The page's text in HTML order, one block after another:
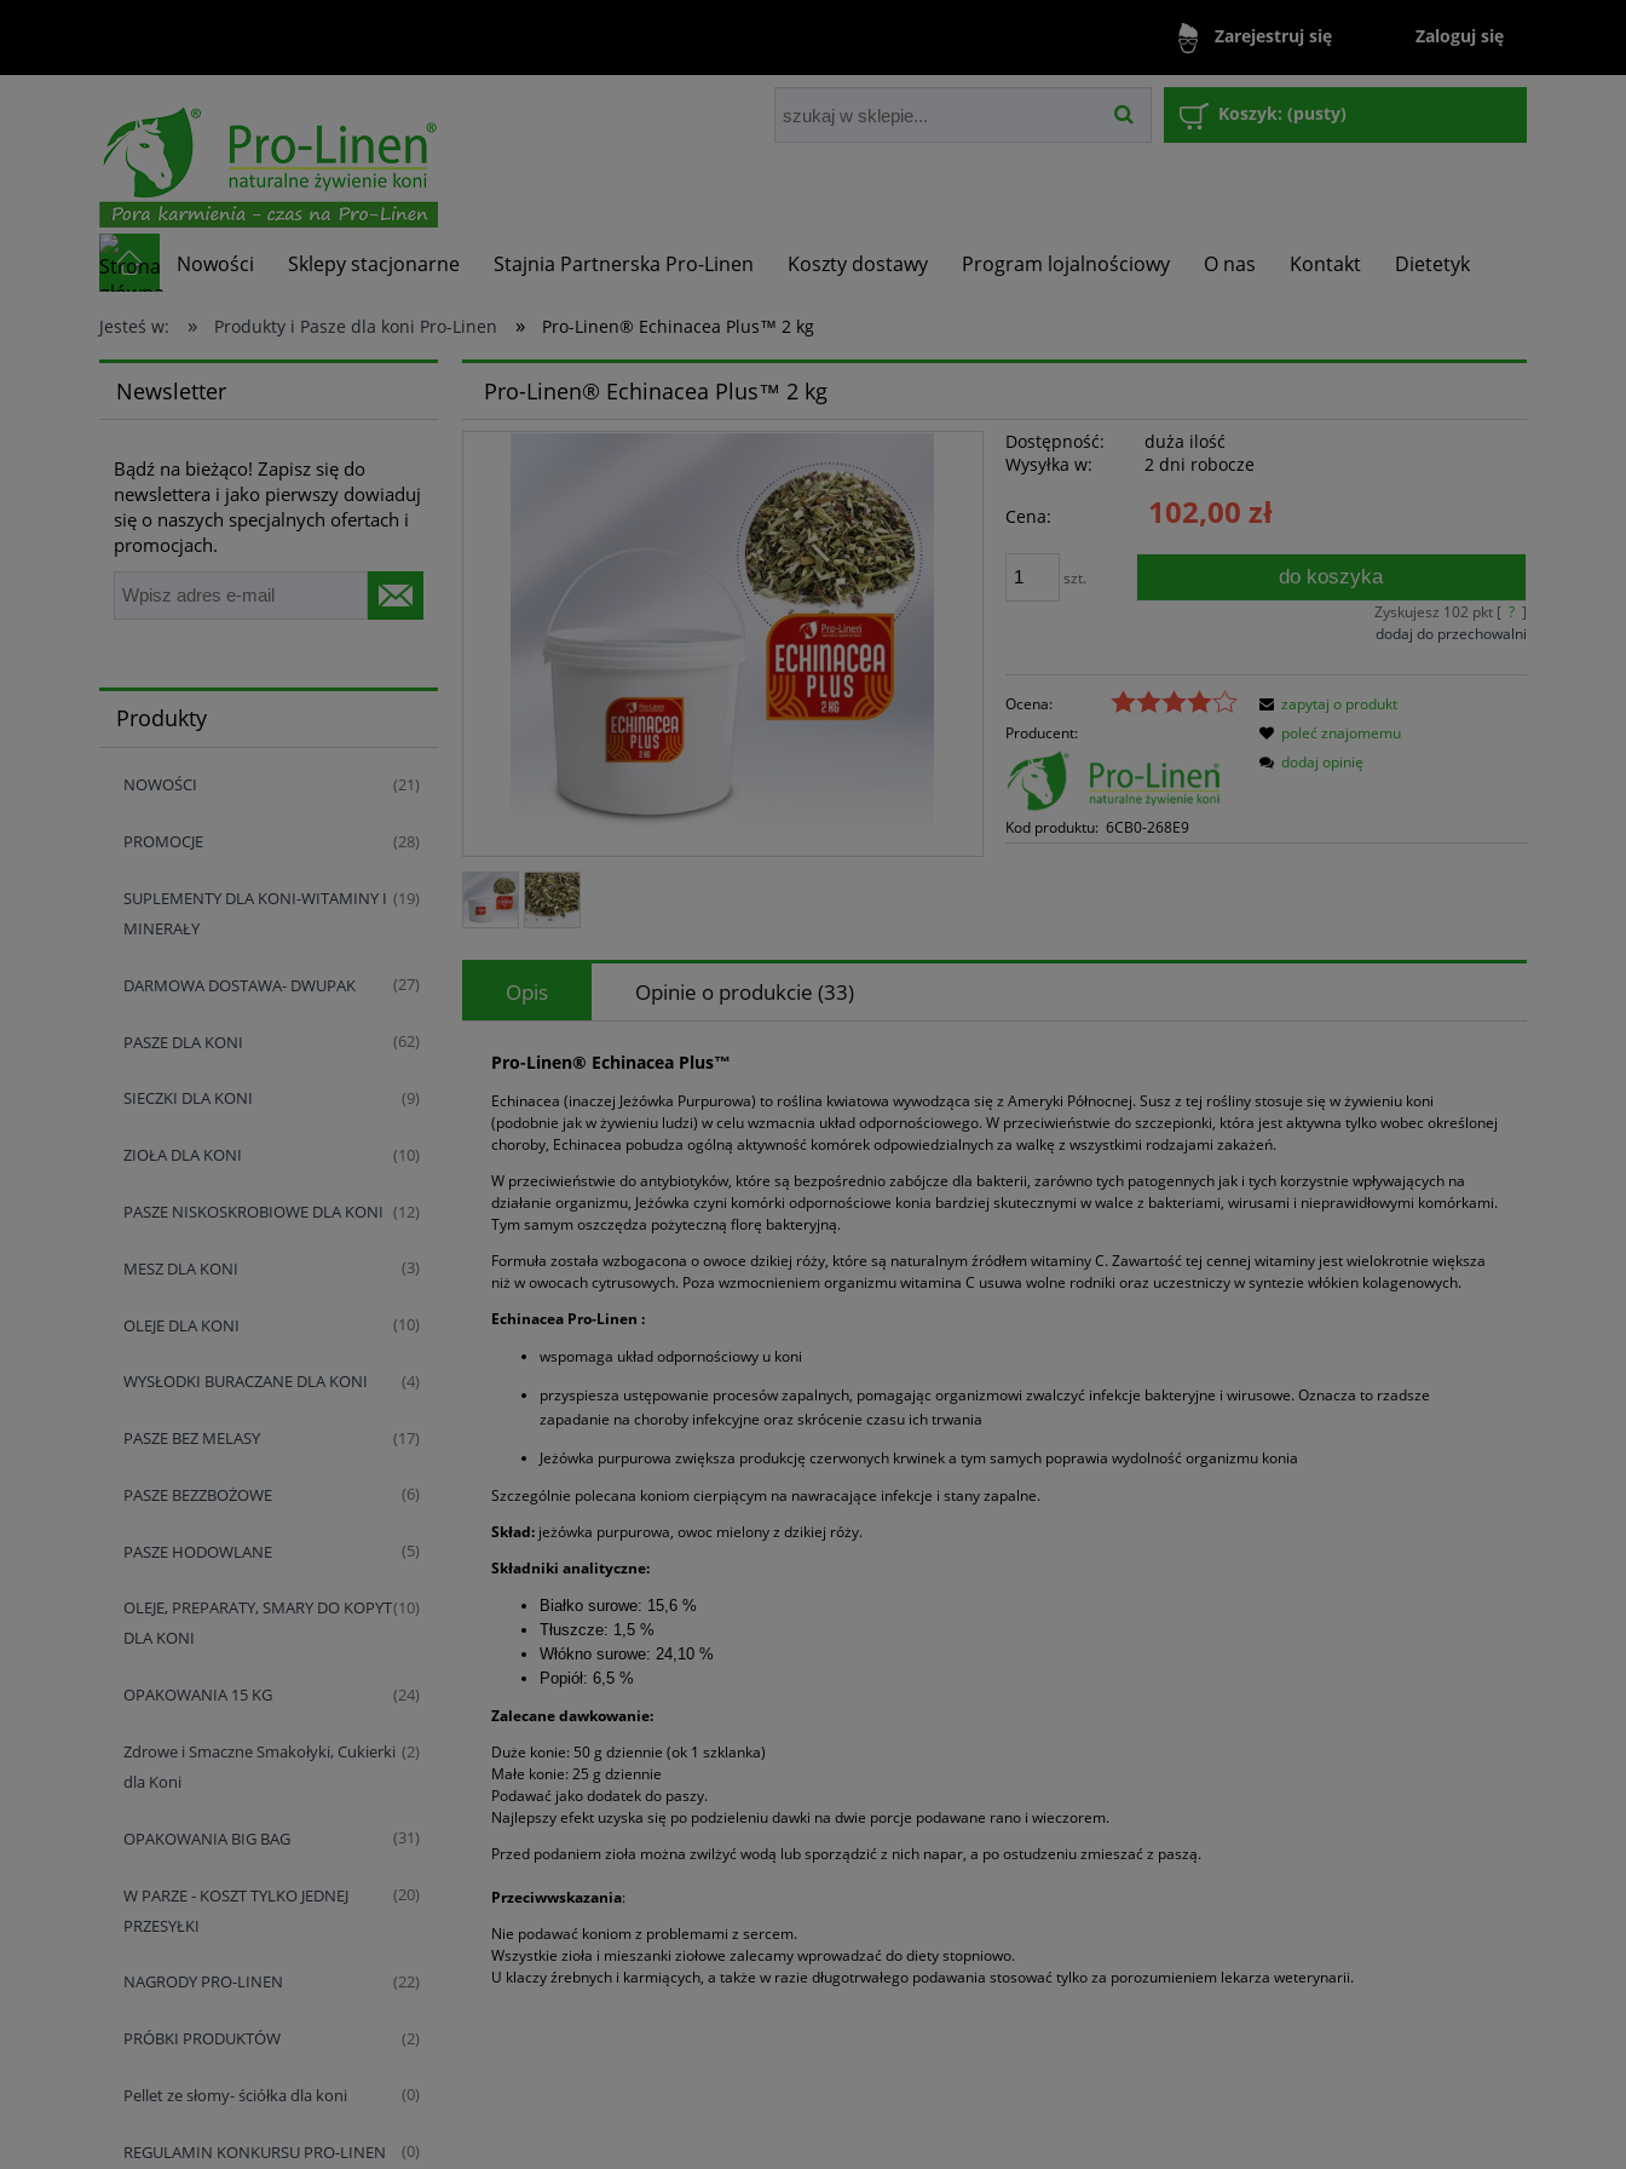
Zarejestruj się Zaloguj się
Koszyk: (pusty)
Nowości Sklepy stacjonarne Stajnia Partnerska Pro-Linen Koszty dostawy Program lojalnościowy O nas Kontakt Dietetyk
Jesteś w: » Produkty i Pasze dla koni Pro-Linen » Pro-Linen® Echinacea Plus™ 2 kg
Newsletter
Bądź na bieżąco! Zapisz się do
newslettera i jako pierwszy dowiaduj
się o naszych specjalnych ofertach i
promocjach.
Produkty
NOWOŚCI (21)
PROMOCJE (28)
SUPLEMENTY DLA KONI-WITAMINY I
MINERAŁY
(19)
DARMOWA DOSTAWA- DWUPAK (27)
PASZE DLA KONI (62)
SIECZKI DLA KONI (9)
ZIOŁA DLA KONI (10)
PASZE NISKOSKROBIOWE DLA KONI (12)
MESZ DLA KONI (3)
OLEJE DLA KONI (10)
WYSŁODKI BURACZANE DLA KONI (4)
PASZE BEZ MELASY (17)
PASZE BEZZBOŻOWE (6)
PASZE HODOWLANE (5)
OLEJE, PREPARATY, SMARY DO KOPYT
DLA KONI
(10)
OPAKOWANIA 15 KG (24)
Zdrowe i Smaczne Smakołyki, Cukierki
dla Koni
(2)
OPAKOWANIA BIG BAG (31)
W PARZE - KOSZT TYLKO JEDNEJ
PRZESYŁKI
(20)
NAGRODY PRO-LINEN (22)
PRÓBKI PRODUKTÓW (2)
Pellet ze słomy- ściółka dla koni (0)
REGULAMIN KONKURSU PRO-LINEN (0)
Pro-Linen® Echinacea Plus™ 2 kg
Dostępność:
duża ilość
Wysyłka w:
2 dni robocze
Cena: 102,00 zł
szt. do koszyka
Zyskujesz 102 pkt [ ? ]
dodaj do przechowalni
Ocena:
Producent:
Kod produktu: 6CB0-268E9
zapytaj o produkt
poleć znajomemu
dodaj opinię
Opis Opinie o produkcie (33)
Pro-Linen® Echinacea Plus™
Echinacea (inaczej Jeżówka Purpurowa) to roślina kwiatowa wywodząca się z Ameryki Północnej. Susz z tej rośliny stosuje się w żywieniu koni
(podobnie jak w żywieniu ludzi) w celu wzmacnia układ odpornościowego. W przeciwieństwie do szczepionki, która jest aktywna tylko wobec określonej
choroby, Echinacea pobudza ogólną aktywność komórek odpowiedzialnych za walkę z wszystkimi rodzajami zakażeń.
W przeciwieństwie do antybiotyków, które są bezpośrednio zabójcze dla bakterii, zarówno tych patogennych jak i tych korzystnie wpływających na
działanie organizmu, Jeżówka czyni komórki odpornościowe konia bardziej skutecznymi w walce z bakteriami, wirusami i nieprawidłowymi komórkami.
Tym samym oszczędza pożyteczną florę bakteryjną.
Formuła została wzbogacona o owoce dzikiej róży, które są naturalnym źródłem witaminy C. Zawartość tej cennej witaminy jest wielokrotnie większa
niż w owocach cytrusowych. Poza wzmocnieniem organizmu witamina C usuwa wolne rodniki oraz uczestniczy w syntezie włókien kolagenowych.
Echinacea Pro-Linen :
wspomaga układ odpornościowy u koni
przyspiesza ustępowanie procesów zapalnych, pomagając organizmowi zwalczyć infekcje bakteryjne i wirusowe. Oznacza to rzadsze
zapadanie na choroby infekcyjne oraz skrócenie czasu ich trwania
Jeżówka purpurowa zwiększa produkcję czerwonych krwinek a tym samych poprawia wydolność organizmu konia
Szczególnie polecana koniom cierpiącym na nawracające infekcje i stany zapalne.
Skład: jeżówka purpurowa, owoc mielony z dzikiej róży.
Składniki analityczne:
Białko surowe: 15,6 %
Tłuszcze: 1,5 %
Włókno surowe: 24,10 %
Popiół: 6,5 %
Zalecane dawkowanie:
Duże konie: 50 g dziennie (ok 1 szklanka)
Małe konie: 25 g dziennie
Podawać jako dodatek do paszy.
Najlepszy efekt uzyska się po podzieleniu dawki na dwie porcje podawane rano i wieczorem.
Przed podaniem zioła można zwilżyć wodą lub sporządzić z nich napar, a po ostudzeniu zmieszać z paszą.
Przeciwwskazania:
Nie podawać koniom z problemami z sercem.
Wszystkie zioła i mieszanki ziołowe zalecamy wprowadzać do diety stopniowo.
U klaczy źrebnych i karmiących, a także w razie długotrwałego podawania stosować tylko za porozumieniem lekarza weterynarii.